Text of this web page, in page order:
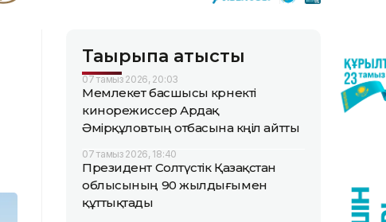
Тақырыпқа қатысты
07 тамыз 2026, 20:03
Мемлекет басшысы көрнекті
кинорежиссер Ардақ
Әмірқұловтың отбасына көңіл айтты
07 тамыз 2026, 18:40
Президент Солтүстік Қазақстан
облысының 90 жылдығымен
құттықтады